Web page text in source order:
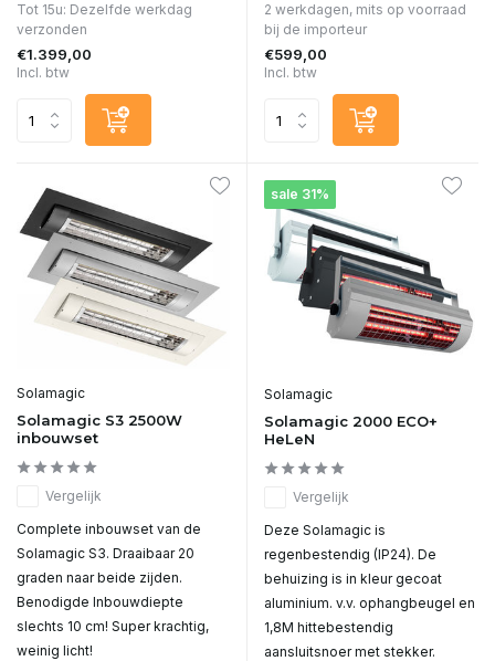
Tot 15u: Dezelfde werkdag
verzonden
€1.399,00
Incl. btw
2 werkdagen, mits op voorraad
bij de importeur
€599,00
Incl. btw
Solamagic
Solamagic S3 2500W
inbouwset
Vergelijk
Complete inbouwset van de
Solamagic S3. Draaibaar 20
graden naar beide zijden.
Benodigde Inbouwdiepte
slechts 10 cm! Super krachtig,
weinig licht!
sale 31%
Solamagic
Solamagic 2000 ECO+
HeLeN
Vergelijk
Deze Solamagic is
regenbestendig (IP24). De
behuizing is in kleur gecoat
aluminium. v.v. ophangbeugel en
1,8M hittebestendig
aansluitsnoer met stekker.